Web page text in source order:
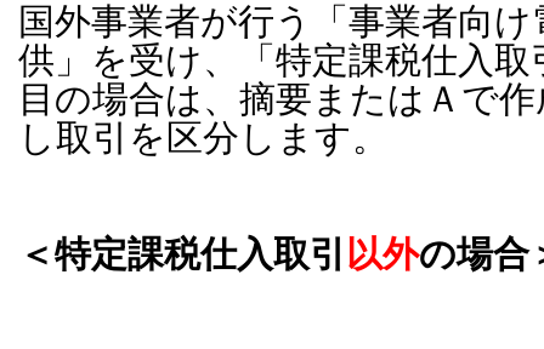
国外事業者が行う「事業者向
供」を受け、「特定課税仕入
目の場合は、摘要またはＡで
し取引を区分します。
＜特定課税仕入取引 以外の場合